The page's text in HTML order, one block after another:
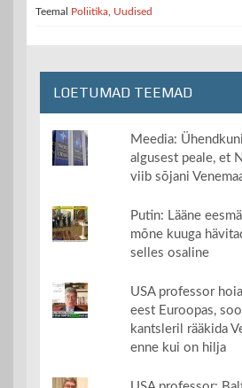
Arhangelskis, et Soome
tippkohtumise järgmise
Teemal Poliitika Uudised
LOETUMAD TEEMAD
Meedia:
algusest peale, et
viib sõjani
Putin: Lääne
mõne kuuga
selles osaline
USA professor
eest Euroopas,
kantsleril rääkida
enne kui on hilja